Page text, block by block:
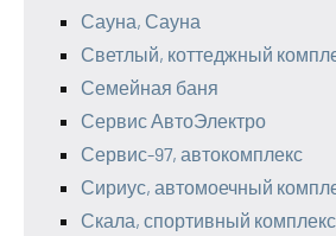
Сауна, Сауна
Светлый, коттеджный
Семейная баня
Сервис АвтоЭлектро
Сервис-97, автокомплекс
Сириус, автомоечный
Скала, спортивный комплекс